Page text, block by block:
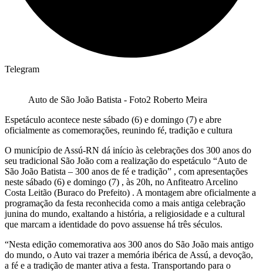
Telegram
Auto de São João Batista - Foto2 Roberto Meira
Espetáculo acontece neste sábado (6) e domingo (7) e abre
oficialmente as comemorações, reunindo fé, tradição e cultura
O município de Assú-RN dá início às celebrações dos 300 anos do
seu tradicional São João com a realização do espetáculo “Auto de
São João Batista – 300 anos de fé e tradição” , com apresentações
neste sábado (6) e domingo (7) , às 20h, no Anfiteatro Arcelino
Costa Leitão (Buraco do Prefeito) . A montagem abre oficialmente a
programação da festa reconhecida como a mais antiga celebração
junina do mundo, exaltando a história, a religiosidade e a cultural
que marcam a identidade do povo assuense há três séculos.
“Nesta edição comemorativa aos 300 anos do São João mais antigo
do mundo, o Auto vai trazer a memória ibérica de Assú, a devoção,
a fé e a tradição de manter ativa a festa. Transportando para o